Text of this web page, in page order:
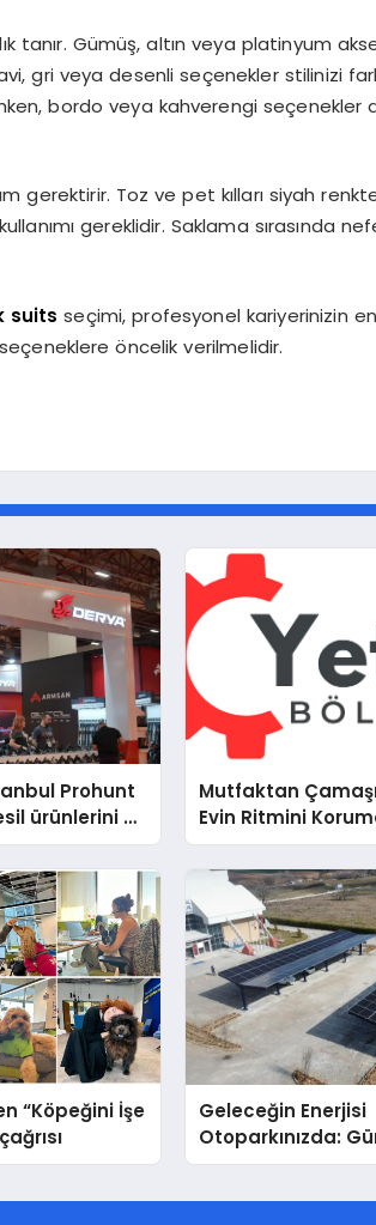
tanır. Gümüş, altın veya platinyum
gri veya desenli seçenekler stilinizi
bordo veya kahverengi seçenekler
gerektirir. Toz ve pet kılları siyah
gereklidir. Saklama sırasında
suits seçimi, profesyonel kariyerinizin
öncelik verilmelidir.
Prohunt
ürünlerini ve
Mutfaktan
Evin Ritmini
Cihazlarında
Destek Deneyimi
“Köpeğini İşe
Geleceğin Enerjisi
Otoparkınızda:
Carport (Solar